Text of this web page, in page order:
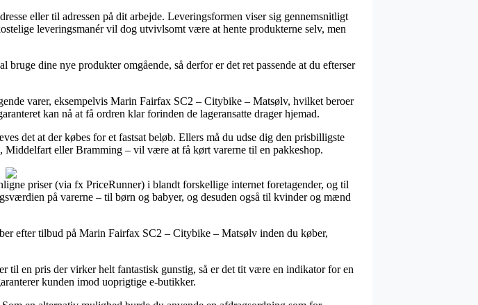
eller til adressen på dit arbejde. Leveringsformen viser sig gennemsnitligt
leveringsmanér vil dog utvivlsomt være at hente produkterne selv, men
dine nye produkter omgående, så derfor er det ret passende at du efterser
varer, eksempelvis Marin Fairfax SC2 – Citybike – Matsølv, hvilket beroer
kan nå at få ordren klar forinden de lageransatte drager hjemad.
det at der købes for et fastsat beløb. Ellers må du udse dig den prisbilligste
eller Bramming – vil være at få kørt varerne til en pakkeshop.
priser (via fx PriceRunner) i blandt forskellige internet foretagender, og til
på varerne – til børn og babyer, og desuden også til kvinder og mænd
efter tilbud på Marin Fairfax SC2 – Citybike – Matsølv inden du køber,
til en pris der virker helt fantastisk gunstig, så er det tit være en indikator for en
kunden imod uoprigtige e-butikker.